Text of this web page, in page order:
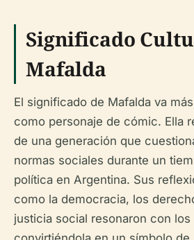
Significado
Mafalda
El significado de Mafalda va
como personaje de cómic. Ella
de una generación que
normas sociales durante un
política en Argentina. Sus
como la democracia, los
justicia social resonaron con